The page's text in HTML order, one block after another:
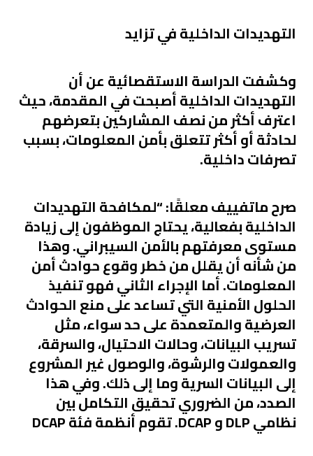
التهديدات الداخلية في تزايد
وكشفت الدراسة الاستقصائية عن أن
التهديدات الداخلية أصبحت في المقدمة، حيث
اعترف أكثر من نصف المشاركين بتعرضهم
لحادثة أو أكثر تتعلق بأمن المعلومات، بسبب
تصرفات داخلية.
صرح ماتفييف معلقًا: “لمكافحة التهديدات
الداخلية بفعالية، يحتاج الموظفون إلى زيادة
مستوى معرفتهم بالأمن السيبراني. وهذا
من شأنه أن يقلل من خطر وقوع حوادث أمن
المعلومات. أما الإجراء الثاني فهو تنفيذ
الحلول الأمنية التي تساعد على منع الحوادث
العرضية والمتعمدة على حد سواء، مثل
تسريب البيانات، وحالات الاحتيال، والسرقة،
والعمولات والرشوة، والوصول غير المشروع
إلى البيانات السرية وما إلى ذلك. وفي هذا
الصدد، من الضروري تحقيق التكامل بين
نظامي DLP و DCAP. تقوم أنظمة فئة DCAP